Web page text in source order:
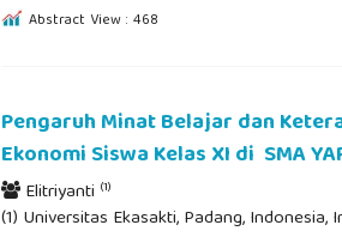
Abstract View : 468
Pengaruh Minat Belajar dan
Ekonomi Siswa Kelas XI di SMA
Elitriyanti (1)
(1) Universitas Ekasakti, Padang, Indonesia,